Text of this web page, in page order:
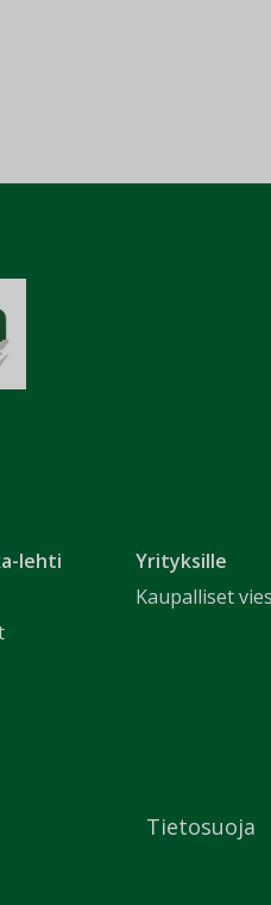
lehti
Yrityksille
Kaupalliset
Tietosuoja